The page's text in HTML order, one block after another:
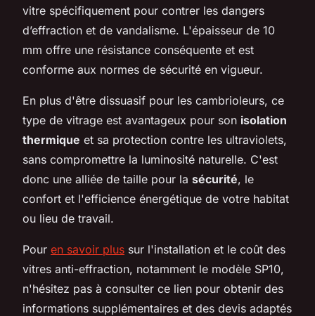
vitre spécifiquement pour contrer les dangers
d’effraction et de vandalisme. L'épaisseur de 10
mm offre une résistance conséquente et est
conforme aux normes de sécurité en vigueur.
En plus d'être dissuasif pour les cambrioleurs, ce
type de vitrage est avantageux pour son isolation
thermique et sa protection contre les ultraviolets,
sans compromettre la luminosité naturelle. C'est
donc une alliée de taille pour la sécurité, le
confort et l'efficience énergétique de votre habitat
ou lieu de travail.
Pour en savoir plus sur l'installation et le coût des
vitres anti-effraction, notamment le modèle SP10,
n'hésitez pas à consulter ce lien pour obtenir des
informations supplémentaires et des devis adaptés